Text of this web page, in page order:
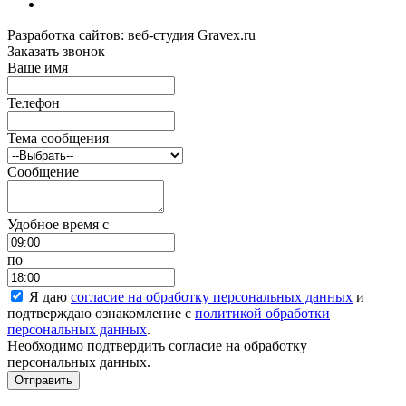
Разработка сайтов: веб-студия Gravex.ru
Заказать звонок
Ваше имя
Телефон
Тема сообщения
Сообщение
Удобное время c
по
Я даю согласие на обработку персональных данных и
подтверждаю ознакомление с политикой обработки
персональных данных.
Необходимо подтвердить согласие на обработку
персональных данных.
Отправить